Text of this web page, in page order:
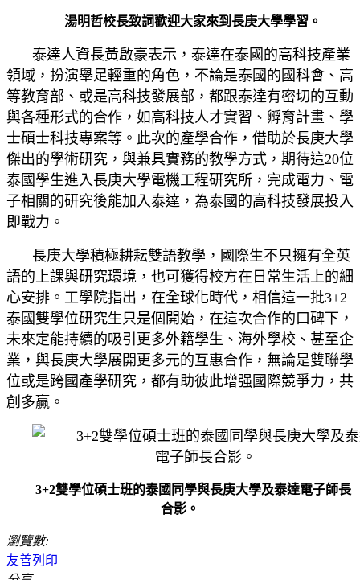
湯明哲校長致詞歡迎大家來到長庚大學學習。
泰達人資長黃啟豪表示，泰達在泰國的高科技產業
領域，扮演舉足輕重的角色，不論是泰國的國科會、高
等教育部、或是高科技發展部，都跟泰達有密切的互動
與各種形式的合作，如高科技人才實習、孵育計畫、學
士碩士科技專案等。此次的產學合作，借助於長庚大學
傑出的學術研究，與兼具實務的教學方式，期待這20位
泰國學生進入長庚大學電機工程研究所，完成電力、電
子相關的研究後能加入泰達，為泰國的高科技發展投入
即戰力。
長庚大學積極耕耘雙語教學，國際生不只擁有全英
語的上課與研究環境，也可獲得校方在日常生活上的細
心安排。工學院指出，在全球化時代，相信這一批3+2
泰國雙學位研究生只是個開始，在這次合作的口碑下，
未來定能持續的吸引更多外籍學生、海外學校、甚至企
業，與長庚大學展開更多元的互惠合作，無論是雙聯學
位或是跨國產學研究，都有助彼此增强國際競爭力，共
創多贏。
3+2雙學位碩士班的泰國同學與長庚大學及泰達電子師長
合影。
瀏覽數:
友善列印